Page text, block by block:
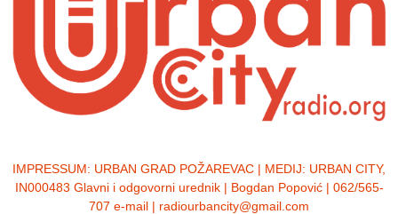
IMPRESSUM: URBAN GRAD POŽAREVAC | MEDIJ: URBAN CITY,
IN000483 Glavni i odgovorni urednik | Bogdan Popović | 062/565-
707 e-mail | radiourbancity@gmail.com